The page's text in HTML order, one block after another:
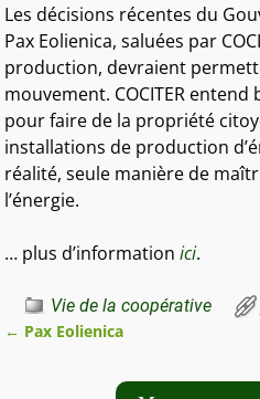
Les décisions récentes du
Pax Eolienica, saluées par
production, devraient
mouvement. COCITER
pour faire de la propriété
installations de production
réalité, seule manière de
l’énergie.
… plus d’informationici.
Vie de la coopérative
← Pax Eolienica